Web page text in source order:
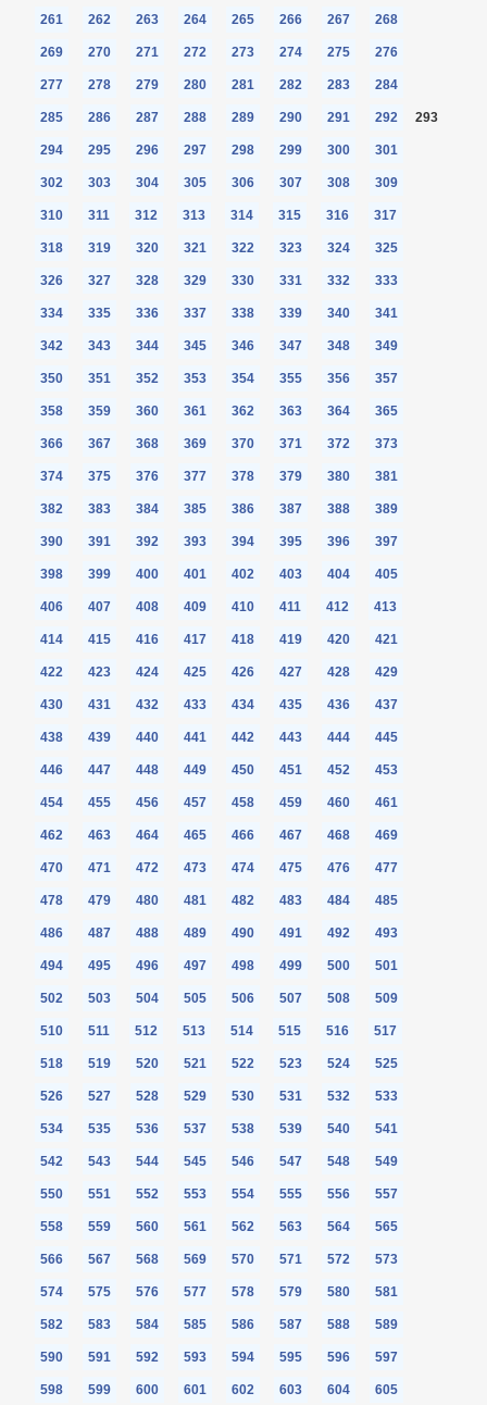
261 262 263 264 265 266 267 268
269 270 271 272 273 274 275 276
277 278 279 280 281 282 283 284
285 286 287 288 289 290 291 292 293
294 295 296 297 298 299 300 301
302 303 304 305 306 307 308 309
310 311 312 313 314 315 316 317
318 319 320 321 322 323 324 325
326 327 328 329 330 331 332 333
334 335 336 337 338 339 340 341
342 343 344 345 346 347 348 349
350 351 352 353 354 355 356 357
358 359 360 361 362 363 364 365
366 367 368 369 370 371 372 373
374 375 376 377 378 379 380 381
382 383 384 385 386 387 388 389
390 391 392 393 394 395 396 397
398 399 400 401 402 403 404 405
406 407 408 409 410 411 412 413
414 415 416 417 418 419 420 421
422 423 424 425 426 427 428 429
430 431 432 433 434 435 436 437
438 439 440 441 442 443 444 445
446 447 448 449 450 451 452 453
454 455 456 457 458 459 460 461
462 463 464 465 466 467 468 469
470 471 472 473 474 475 476 477
478 479 480 481 482 483 484 485
486 487 488 489 490 491 492 493
494 495 496 497 498 499 500 501
502 503 504 505 506 507 508 509
510 511 512 513 514 515 516 517
518 519 520 521 522 523 524 525
526 527 528 529 530 531 532 533
534 535 536 537 538 539 540 541
542 543 544 545 546 547 548 549
550 551 552 553 554 555 556 557
558 559 560 561 562 563 564 565
566 567 568 569 570 571 572 573
574 575 576 577 578 579 580 581
582 583 584 585 586 587 588 589
590 591 592 593 594 595 596 597
598 599 600 601 602 603 604 605